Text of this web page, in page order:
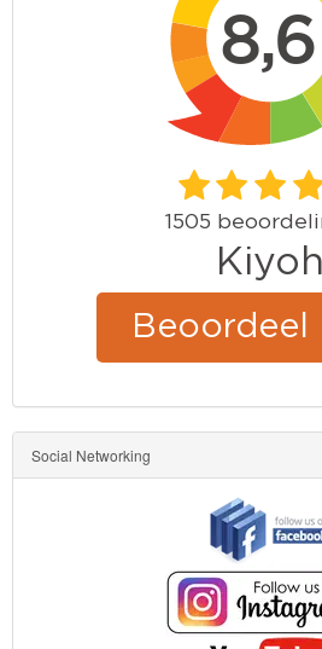
Social Networking